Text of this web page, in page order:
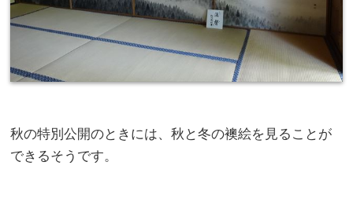
秋の特別公開のときには、秋と冬の襖絵を見ることが
できるそうです。